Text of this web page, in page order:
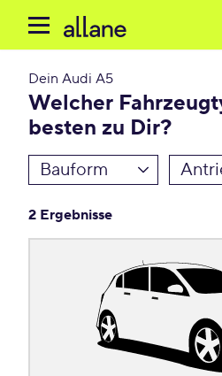
Dein Audi A5
Welcher
besten zu Dir?
Bauform
2 Ergebnisse